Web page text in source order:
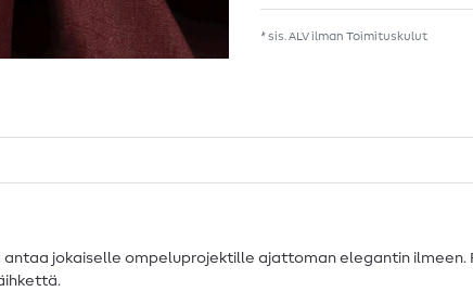
* sis. ALV ilman Toimituskulut
jokaiselle ompeluprojektille ajattoman elegantin ilmeen.